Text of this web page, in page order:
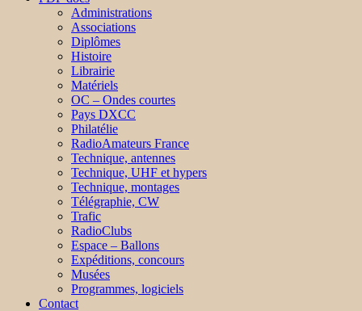
Administrations
Associations
Diplômes
Histoire
Librairie
Matériels
OC – Ondes courtes
Pays DXCC
Philatélie
RadioAmateurs France
Technique, antennes
Technique, UHF et hypers
Technique, montages
Télégraphie, CW
Trafic
RadioClubs
Espace – Ballons
Expéditions, concours
Musées
Programmes, logiciels
Contact